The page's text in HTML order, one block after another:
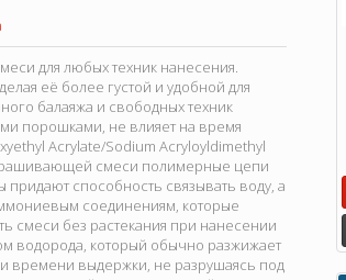
для любых техник нанесения.
её более густой и удобной для
балаяжа и свободных техник
порошками, не влияет на время
Acrylate/Sodium Acryloyldimethyl
смеси полимерные цепи
способность связывать воду, а
соединениям, которые
смеси без растекания при нанесении
водорода, который обычно разжижает
времени выдержки, не разрушаясь под